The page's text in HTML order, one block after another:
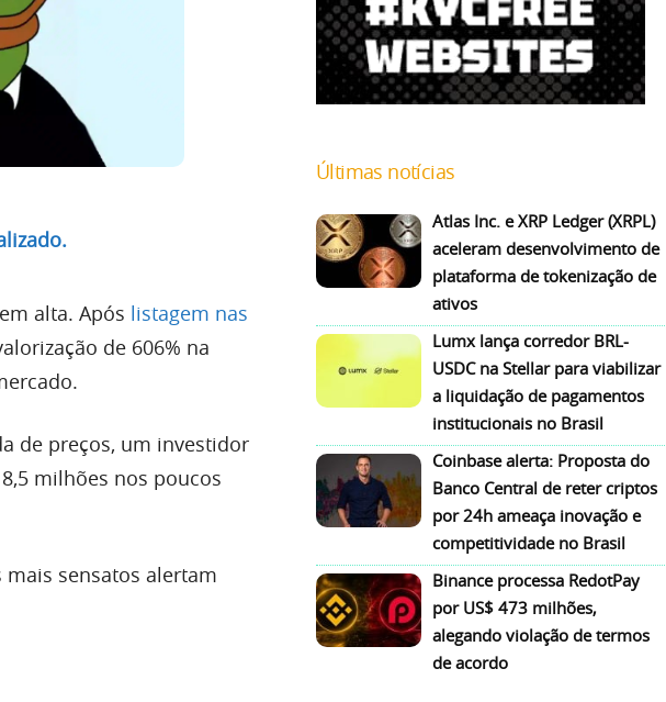
alta. Após listagem nas
de 606% na
de preços, um investidor
milhões nos poucos
sensatos alertam
Últimas notícias
Atlas Inc. e XRP Ledger (XRPL)
aceleram desenvolvimento de
plataforma de tokenização de
ativos
Lumx lança corredor BRL-
USDC na Stellar para viabilizar
a liquidação de pagamentos
institucionais no Brasil
Coinbase alerta: Proposta do
Banco Central de reter criptos
por 24h ameaça inovação e
competitividade no Brasil
Binance processa RedotPay
por US$ 473 milhões,
alegando violação de termos
de acordo